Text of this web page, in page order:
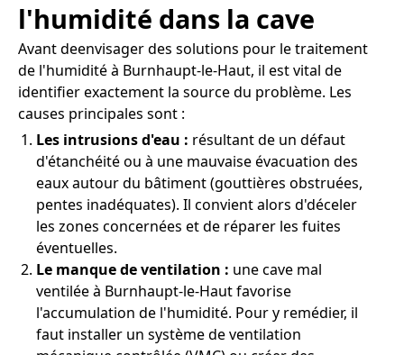
l'humidité dans la cave
Avant deenvisager des solutions pour le traitement
de l'humidité à Burnhaupt-le-Haut, il est vital de
identifier exactement la source du problème. Les
causes principales sont :
Les intrusions d'eau : résultant de un défaut
d'étanchéité ou à une mauvaise évacuation des
eaux autour du bâtiment (gouttières obstruées,
pentes inadéquates). Il convient alors d'déceler
les zones concernées et de réparer les fuites
éventuelles.
Le manque de ventilation : une cave mal
ventilée à Burnhaupt-le-Haut favorise
l'accumulation de l'humidité. Pour y remédier, il
faut installer un système de ventilation